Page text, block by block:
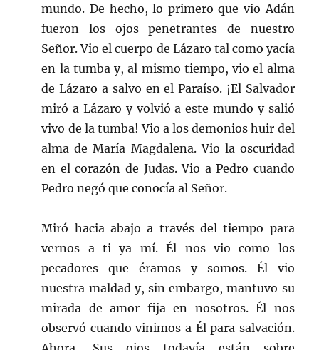
mundo. De hecho, lo primero que vio Adán
fueron los ojos penetrantes de nuestro
Señor. Vio el cuerpo de Lázaro tal como yacía
en la tumba y, al mismo tiempo, vio el alma
de Lázaro a salvo en el Paraíso. ¡El Salvador
miró a Lázaro y volvió a este mundo y salió
vivo de la tumba! Vio a los demonios huir del
alma de María Magdalena. Vio la oscuridad
en el corazón de Judas. Vio a Pedro cuando
Pedro negó que conocía al Señor.
Miró hacia abajo a través del tiempo para
vernos a ti ya mí. Él nos vio como los
pecadores que éramos y somos. Él vio
nuestra maldad y, sin embargo, mantuvo su
mirada de amor fija en nosotros. Él nos
observó cuando vinimos a Él para salvación.